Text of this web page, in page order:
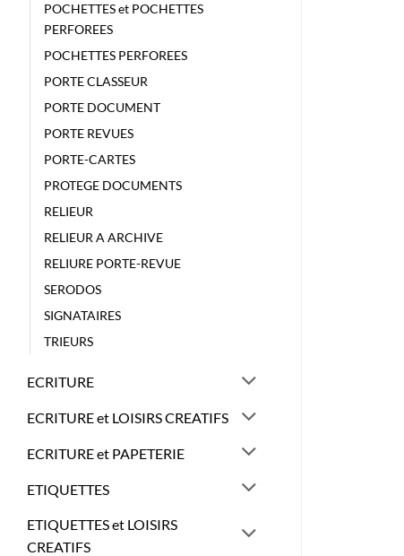
POCHETTES et POCHETTES
PERFOREES
POCHETTES PERFOREES
PORTE CLASSEUR
PORTE DOCUMENT
PORTE REVUES
PORTE-CARTES
PROTEGE DOCUMENTS
RELIEUR
RELIEUR A ARCHIVE
RELIURE PORTE-REVUE
SERODOS
SIGNATAIRES
TRIEURS
ECRITURE
ECRITURE et LOISIRS CREATIFS
ECRITURE et PAPETERIE
ETIQUETTES
ETIQUETTES et LOISIRS
CREATIFS